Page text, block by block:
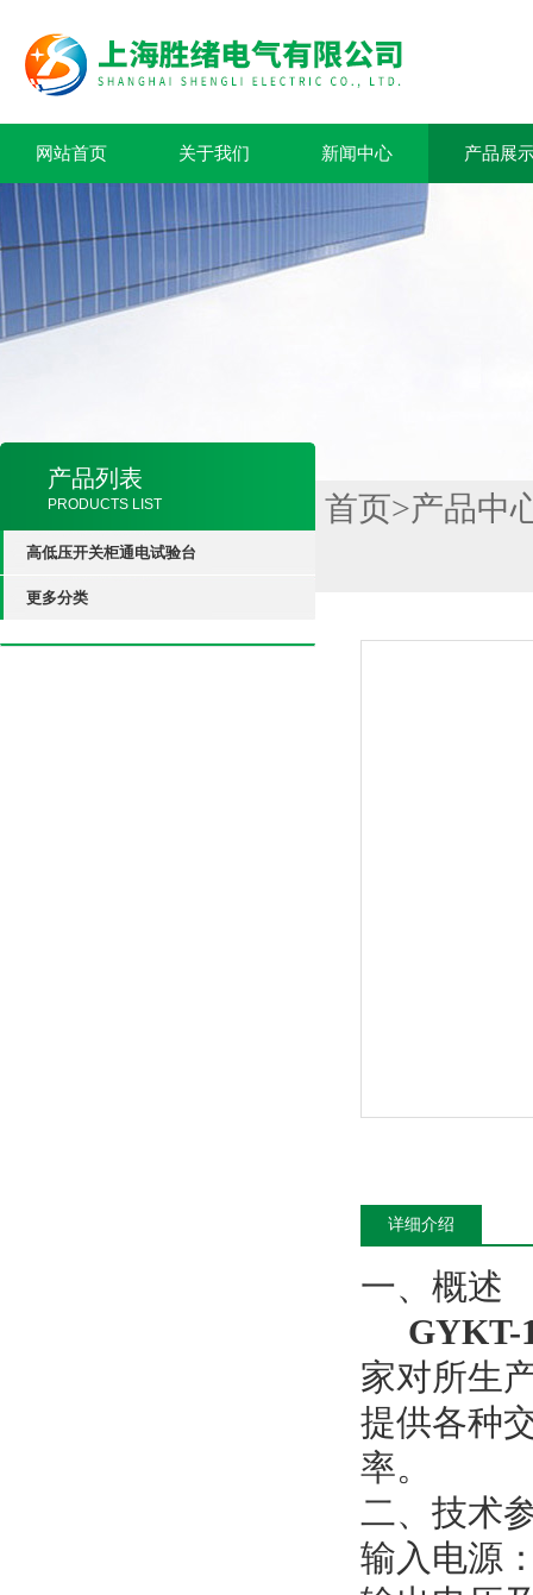
网站首页 关于我们 新闻中心 产品展
产品列表
PRODUCTS LIST
高低压开关柜通电试验台
更多分类
首页>产品中
详细介绍
一、概述
GYKT-
家对所生
提供各种
率。
二、技术
输入电源